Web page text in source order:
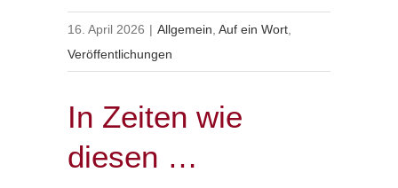
16. April 2026 | Allgemein ,Auf ein Wort
Veröffentlichungen
In Zeiten wie
diesen …